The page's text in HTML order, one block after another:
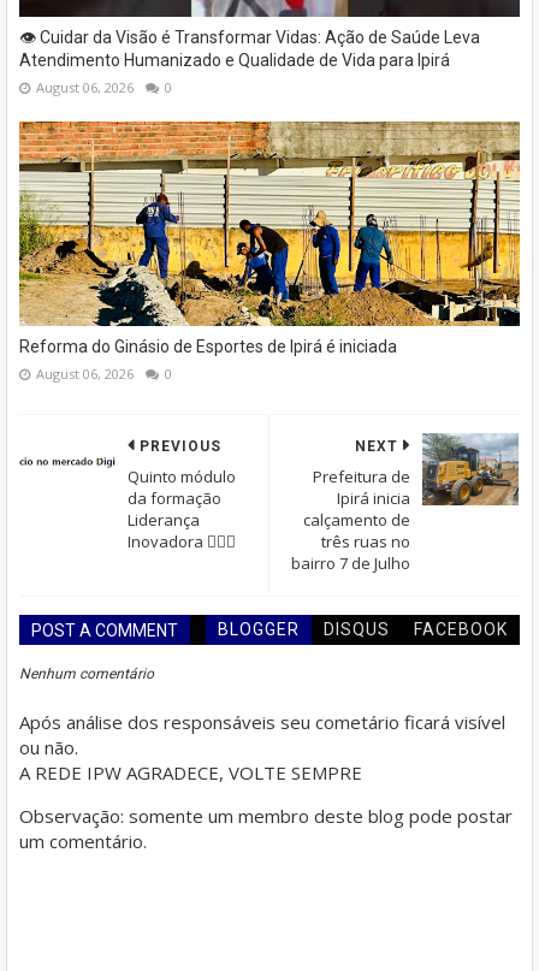
👁️ Cuidar da Visão é Transformar Vidas: Ação de Saúde Leva
Atendimento Humanizado e Qualidade de Vida para Ipirá
August 06, 2026 0
Reforma do Ginásio de Esportes de Ipirá é iniciada
August 06, 2026 0
NEXT
Prefeitura de
Ipirá inicia
calçamento de
três ruas no
bairro 7 de Julho
PREVIOUS
Quinto módulo
da formação
Liderança
Inovadora 🙋🏾‍♀️
POST A COMMENT BLOGGER DISQUS FACEBOOK
Nenhum comentário
Após análise dos responsáveis seu cometário ficará visível
ou não.
A REDE IPW AGRADECE, VOLTE SEMPRE
Observação: somente um membro deste blog pode postar
um comentário.